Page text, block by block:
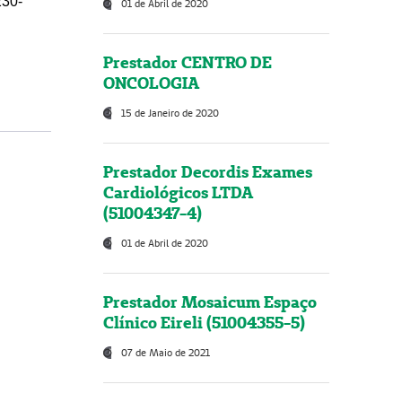
01 de Abril de 2020
Prestador CENTRO DE
ONCOLOGIA
15 de Janeiro de 2020
Prestador Decordis Exames
Cardiológicos LTDA
(51004347-4)
01 de Abril de 2020
Prestador Mosaicum Espaço
Clínico Eireli (51004355-5)
07 de Maio de 2021